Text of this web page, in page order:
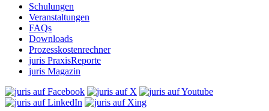
Schulungen
Veranstaltungen
FAQs
Downloads
Prozesskostenrechner
juris PraxisReporte
juris Magazin